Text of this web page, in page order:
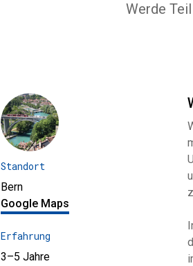
Werde
Standort
Bern
Google Maps
Erfahrung
3–5 Jahre